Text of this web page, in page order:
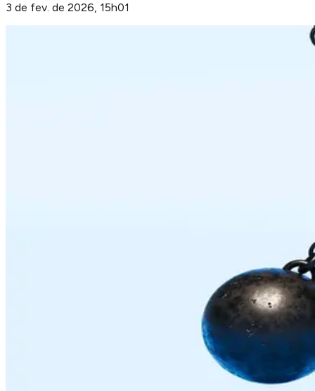
3 de fev. de 2026, 15h01